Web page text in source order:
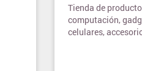
Tienda de
computación,
celulares,